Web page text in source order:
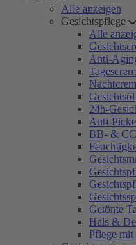
Alle anzeigen
Gesichtspflege
Alle
Anti-
Gesichtsöl
24h-
Anti-
BB- &
Getönte
Hals &
Pflege